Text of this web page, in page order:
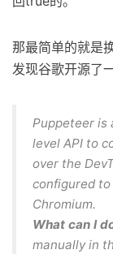
那最简单的就是
发现谷歌开源了
Puppeteer is
level API to
over the
configured
Chromium.
What can I
manually in